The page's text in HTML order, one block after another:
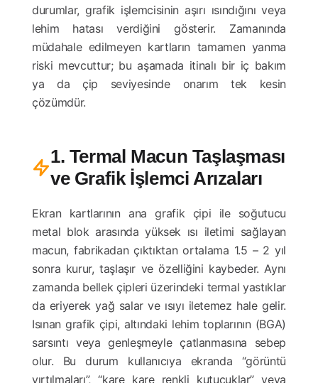
durumlar, grafik işlemcisinin aşırı ısındığını veya
lehim hatası verdiğini gösterir. Zamanında
müdahale edilmeyen kartların tamamen yanma
riski mevcuttur; bu aşamada itinalı bir iç bakım
ya da çip seviyesinde onarım tek kesin
çözümdür.
1. Termal Macun Taşlaşması
ve Grafik İşlemci Arızaları
Ekran kartlarının ana grafik çipi ile soğutucu
metal blok arasında yüksek ısı iletimi sağlayan
macun, fabrikadan çıktıktan ortalama 1.5 – 2 yıl
sonra kurur, taşlaşır ve özelliğini kaybeder. Aynı
zamanda bellek çipleri üzerindeki termal yastıklar
da eriyerek yağ salar ve ısıyı iletemez hale gelir.
Isınan grafik çipi, altındaki lehim toplarının (BGA)
sarsıntı veya genleşmeyle çatlanmasına sebep
olur. Bu durum kullanıcıya ekranda “görüntü
yırtılmaları”, “kare kare renkli kutucuklar” veya